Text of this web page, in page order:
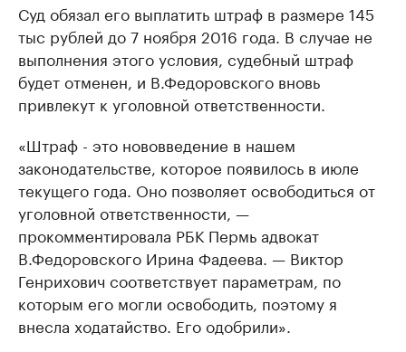
Суд обязал его выплатить штраф в размере 145
тыс рублей до 7 ноября 2016 года. В случае не
выполнения этого условия, судебный штраф
будет отменен, и В.Федоровского вновь
привлекут к уголовной ответственности.
«Штраф - это нововведение в нашем
законодательстве, которое появилось в июле
текущего года. Оно позволяет освободиться от
уголовной ответственности, —
прокомментировала РБК Пермь адвокат
В.Федоровского Ирина Фадеева. — Виктор
Генрихович соответствует параметрам, по
которым его могли освободить, поэтому я
внесла ходатайство. Его одобрили».